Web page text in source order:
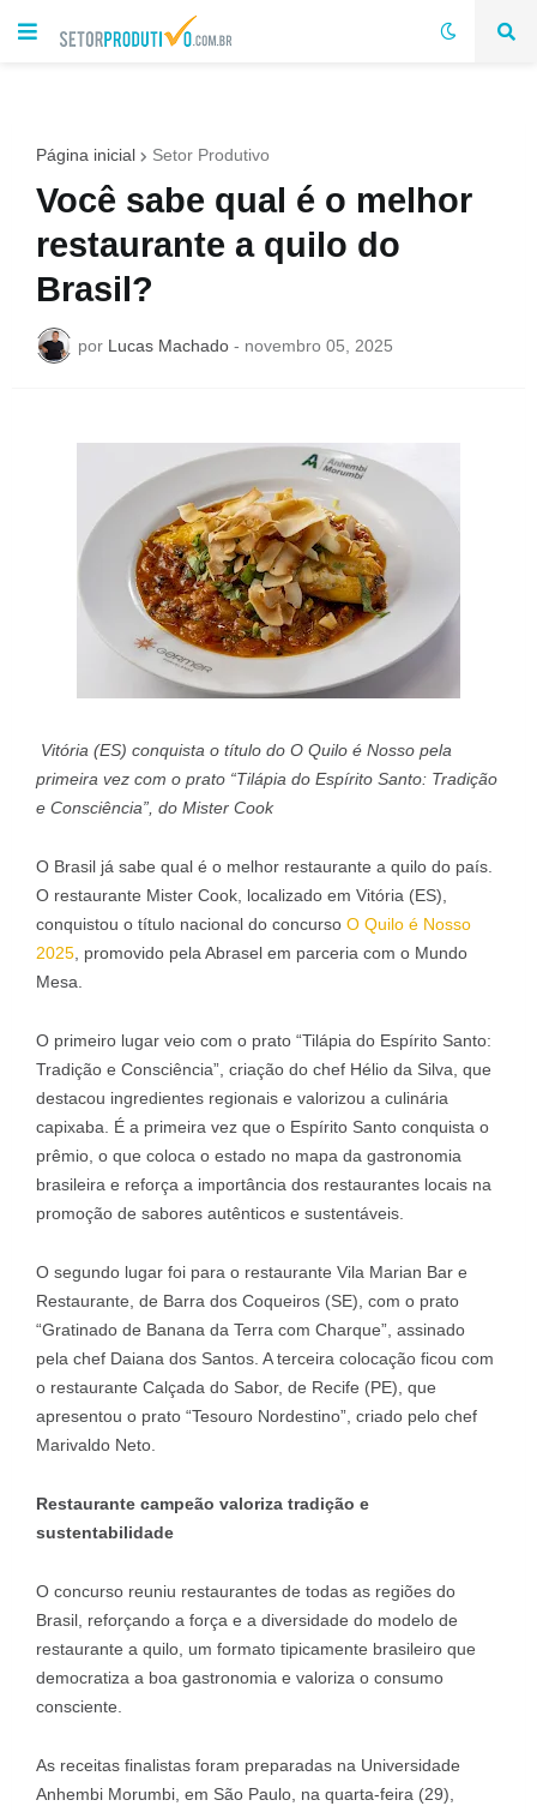
Página inicial Setor Produtivo
Você sabe qual é o melhor
restaurante a quilo do
Brasil?
por Lucas Machado - novembro 05, 2025
Vitória (ES) conquista o título do O Quilo é Nosso pela
primeira vez com o prato “Tilápia do Espírito Santo: Tradição
e Consciência”, do Mister Cook
O Brasil já sabe qual é o melhor restaurante a quilo do país.
O restaurante Mister Cook, localizado em Vitória (ES),
conquistou o título nacional do concurso O Quilo é Nosso
2025 , promovido pela Abrasel em parceria com o Mundo
Mesa.
O primeiro lugar veio com o prato “Tilápia do Espírito Santo:
Tradição e Consciência”, criação do chef Hélio da Silva, que
destacou ingredientes regionais e valorizou a culinária
capixaba. É a primeira vez que o Espírito Santo conquista o
prêmio, o que coloca o estado no mapa da gastronomia
brasileira e reforça a importância dos restaurantes locais na
promoção de sabores autênticos e sustentáveis.
O segundo lugar foi para o restaurante Vila Marian Bar e
Restaurante, de Barra dos Coqueiros (SE), com o prato
“Gratinado de Banana da Terra com Charque”, assinado
pela chef Daiana dos Santos. A terceira colocação ficou com
o restaurante Calçada do Sabor, de Recife (PE), que
apresentou o prato “Tesouro Nordestino”, criado pelo chef
Marivaldo Neto.
Restaurante campeão valoriza tradição e
sustentabilidade
O concurso reuniu restaurantes de todas as regiões do
Brasil, reforçando a força e a diversidade do modelo de
restaurante a quilo, um formato tipicamente brasileiro que
democratiza a boa gastronomia e valoriza o consumo
consciente.
As receitas finalistas foram preparadas na Universidade
Anhembi Morumbi, em São Paulo, na quarta-feira (29),